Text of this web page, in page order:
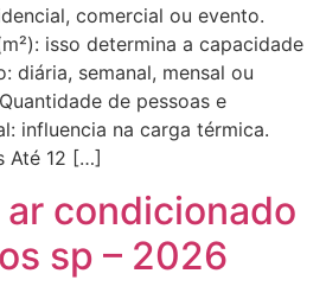
comercial ou evento.
isso determina a capacidade
diária, semanal, mensal ou
de pessoas e
influencia na carga térmica.
Até 12 […]
condicionado
sp – 2026